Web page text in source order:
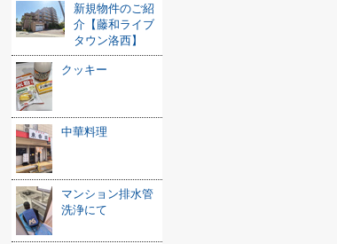
新規物件のご紹
介【藤和ライブ
タウン洛西】
クッキー
中華料理
マンション排水管
洗浄にて